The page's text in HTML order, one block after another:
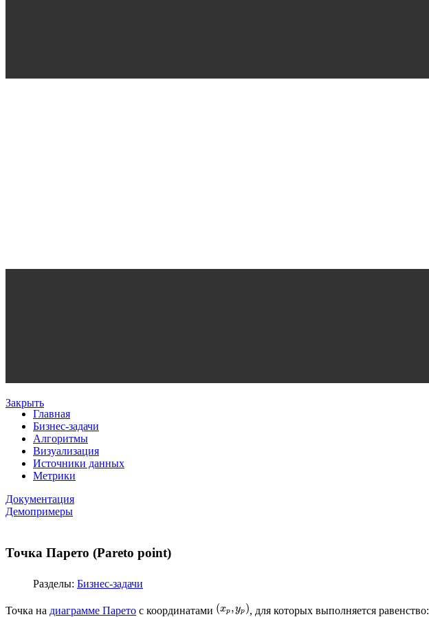
Закрыть
Главная
Бизнес-задачи
Алгоритмы
Визуализация
Источники данных
Метрики
Документация
Демопримеры
Точка Парето (Pareto point)
Разделы: Бизнес-задачи
Точка на диаграмме Парето с координатами (xp ,yp ) , для которых выполняется равенство: